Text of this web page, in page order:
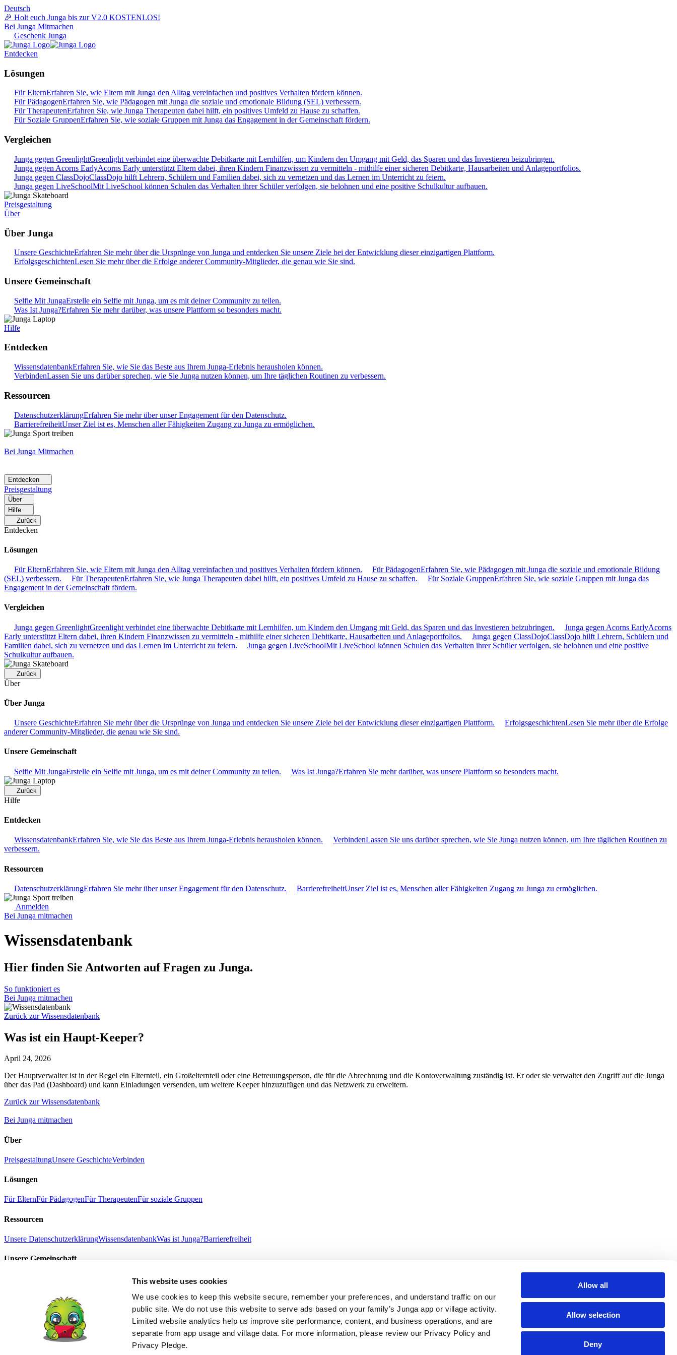
This website uses cookies
We use cookies to keep this website secure, remember your preferences, and understand traffic on our
public site. We do not use this website to serve ads based on your family’s Junga app or village activity.
Limited website analytics help us improve site performance, content, and business operations, and are
separate from app usage and village data. For more information, please review our Privacy Policy and
Privacy Pledge.
Allow all
Allow selection
Deny
Deutsch
🎉 Holt euch Junga bis zur V2.0 KOSTENLOS!
Bei Junga Mitmachen
Geschenk Junga
Entdecken
Lösungen
Für ElternErfahren Sie, wie Eltern mit Junga den Alltag vereinfachen und positives Verhalten fördern können.
Für PädagogenErfahren Sie, wie Pädagogen mit Junga die soziale und emotionale Bildung (SEL) verbessern.
Für TherapeutenErfahren Sie, wie Junga Therapeuten dabei hilft, ein positives Umfeld zu Hause zu schaffen.
Für Soziale GruppenErfahren Sie, wie soziale Gruppen mit Junga das Engagement in der Gemeinschaft fördern.
Vergleichen
Junga gegen GreenlightGreenlight verbindet eine überwachte Debitkarte mit Lernhilfen, um Kindern den Umgang mit Geld, das Sparen und das Investieren beizubringen.
Junga gegen Acorns EarlyAcorns Early unterstützt Eltern dabei, ihren Kindern Finanzwissen zu vermitteln - mithilfe einer sicheren Debitkarte, Hausarbeiten und Anlageportfolios.
Junga gegen ClassDojoClassDojo hilft Lehrern, Schülern und Familien dabei, sich zu vernetzen und das Lernen im Unterricht zu feiern.
Junga gegen LiveSchoolMit LiveSchool können Schulen das Verhalten ihrer Schüler verfolgen, sie belohnen und eine positive Schulkultur aufbauen.
Preisgestaltung
Über
Über Junga
Unsere GeschichteErfahren Sie mehr über die Ursprünge von Junga und entdecken Sie unsere Ziele bei der Entwicklung dieser einzigartigen Plattform.
ErfolgsgeschichtenLesen Sie mehr über die Erfolge anderer Community-Mitglieder, die genau wie Sie sind.
Unsere Gemeinschaft
Selfie Mit JungaErstelle ein Selfie mit Junga, um es mit deiner Community zu teilen.
Was Ist Junga?Erfahren Sie mehr darüber, was unsere Plattform so besonders macht.
Hilfe
Entdecken
WissensdatenbankErfahren Sie, wie Sie das Beste aus Ihrem Junga-Erlebnis herausholen können.
VerbindenLassen Sie uns darüber sprechen, wie Sie Junga nutzen können, um Ihre täglichen Routinen zu verbessern.
Ressourcen
DatenschutzerklärungErfahren Sie mehr über unser Engagement für den Datenschutz.
BarrierefreiheitUnser Ziel ist es, Menschen aller Fähigkeiten Zugang zu Junga zu ermöglichen.
Bei Junga Mitmachen
Entdecken
Preisgestaltung
Über
Hilfe
Zurück
Entdecken
Lösungen
Für ElternErfahren Sie, wie Eltern mit Junga den Alltag vereinfachen und positives Verhalten fördern können. Für PädagogenErfahren Sie, wie Pädagogen mit Junga die soziale und emotionale Bildung
(SEL) verbessern.
Für TherapeutenErfahren Sie, wie Junga Therapeuten dabei hilft, ein positives Umfeld zu Hause zu schaffen. Für Soziale GruppenErfahren Sie, wie soziale Gruppen mit Junga das
Engagement in der Gemeinschaft fördern.
Vergleichen
Junga gegen GreenlightGreenlight verbindet eine überwachte Debitkarte mit Lernhilfen, um Kindern den Umgang mit Geld, das Sparen und das Investieren beizubringen. Junga gegen Acorns EarlyAcorns
Early unterstützt Eltern dabei, ihren Kindern Finanzwissen zu vermitteln - mithilfe einer sicheren Debitkarte, Hausarbeiten und Anlageportfolios.
Junga gegen ClassDojoClassDojo hilft Lehrern, Schülern und
Familien dabei, sich zu vernetzen und das Lernen im Unterricht zu feiern.
Junga gegen LiveSchoolMit LiveSchool können Schulen das Verhalten ihrer Schüler verfolgen, sie belohnen und eine positive
Schulkultur aufbauen.
Zurück
Über
Über Junga
Unsere GeschichteErfahren Sie mehr über die Ursprünge von Junga und entdecken Sie unsere Ziele bei der Entwicklung dieser einzigartigen Plattform. ErfolgsgeschichtenLesen Sie mehr über die Erfolge
anderer Community-Mitglieder, die genau wie Sie sind.
Unsere Gemeinschaft
Selfie Mit JungaErstelle ein Selfie mit Junga, um es mit deiner Community zu teilen. Was Ist Junga?Erfahren Sie mehr darüber, was unsere Plattform so besonders macht.
Zurück
Hilfe
Entdecken
WissensdatenbankErfahren Sie, wie Sie das Beste aus Ihrem Junga-Erlebnis herausholen können. VerbindenLassen Sie uns darüber sprechen, wie Sie Junga nutzen können, um Ihre täglichen Routinen zu
verbessern.
Ressourcen
DatenschutzerklärungErfahren Sie mehr über unser Engagement für den Datenschutz. BarrierefreiheitUnser Ziel ist es, Menschen aller Fähigkeiten Zugang zu Junga zu ermöglichen.
Anmelden
Bei Junga mitmachen
Wissensdatenbank
Hier finden Sie Antworten auf Fragen zu Junga.
So funktioniert es
Bei Junga mitmachen
Zurück zur Wissensdatenbank
Was ist ein Haupt-Keeper?
April 24, 2026
Der Hauptverwalter ist in der Regel ein Elternteil, ein Großelternteil oder eine Betreuungsperson, die für die Abrechnung und die Kontoverwaltung zuständig ist. Er oder sie verwaltet den Zugriff auf die Junga
über das Pad (Dashboard) und kann Einladungen versenden, um weitere Keeper hinzuzufügen und das Netzwerk zu erweitern.
Zurück zur Wissensdatenbank
Bei Junga mitmachen
Über
PreisgestaltungUnsere GeschichteVerbinden
Lösungen
Für ElternFür PädagogenFür TherapeutenFür soziale Gruppen
Ressourcen
Unsere DatenschutzerklärungWissensdatenbankWas ist Junga?Barrierefreiheit
Unsere Gemeinschaft
Geschenk JungaNachrichten